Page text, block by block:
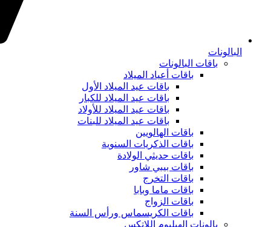
البالونات
باقات البالونات
باقات أعياد الميلاد
باقات عيد الميلاد الأول
باقات عيد الميلاد للكبار
باقات عيد الميلاد للأولاد
باقات عيد الميلاد للبنات
باقات الهالويين
باقات الذكريات السنوية
باقات حديثي الولادة
باقات بيبي شاور
باقات التخرج
باقات ماما وبابا
باقات الزواج
باقات الكريسماس ورأس السنة
بالونات الهيليوم اللاتكس